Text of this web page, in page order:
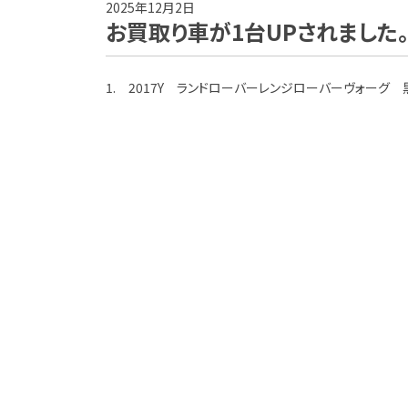
2025年12月2日
お買取り車が1台UPされました。
1. 2017Y ランドローバーレンジローバーヴォーグ